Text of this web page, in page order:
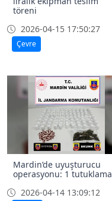
töreni
2026-04-15 17:50:27
Çevre
Mardin’de uyuşturucu
operasyonu: 1 tutuklama
2026-04-14 13:09:12